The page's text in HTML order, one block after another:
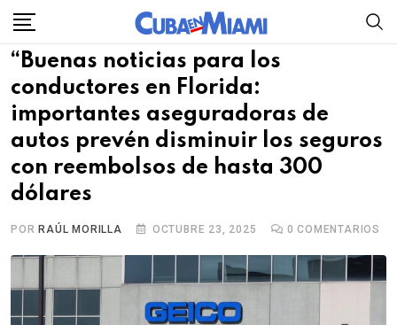
Skip
content
“Buenas noticias para los
conductores en Florida:
importantes aseguradoras de
autos prevén disminuir los seguros
con reembolsos de hasta 300
dólares
POR RAÚL MORILLA OCTUBRE 23, 2025 0 COMENTARIOS